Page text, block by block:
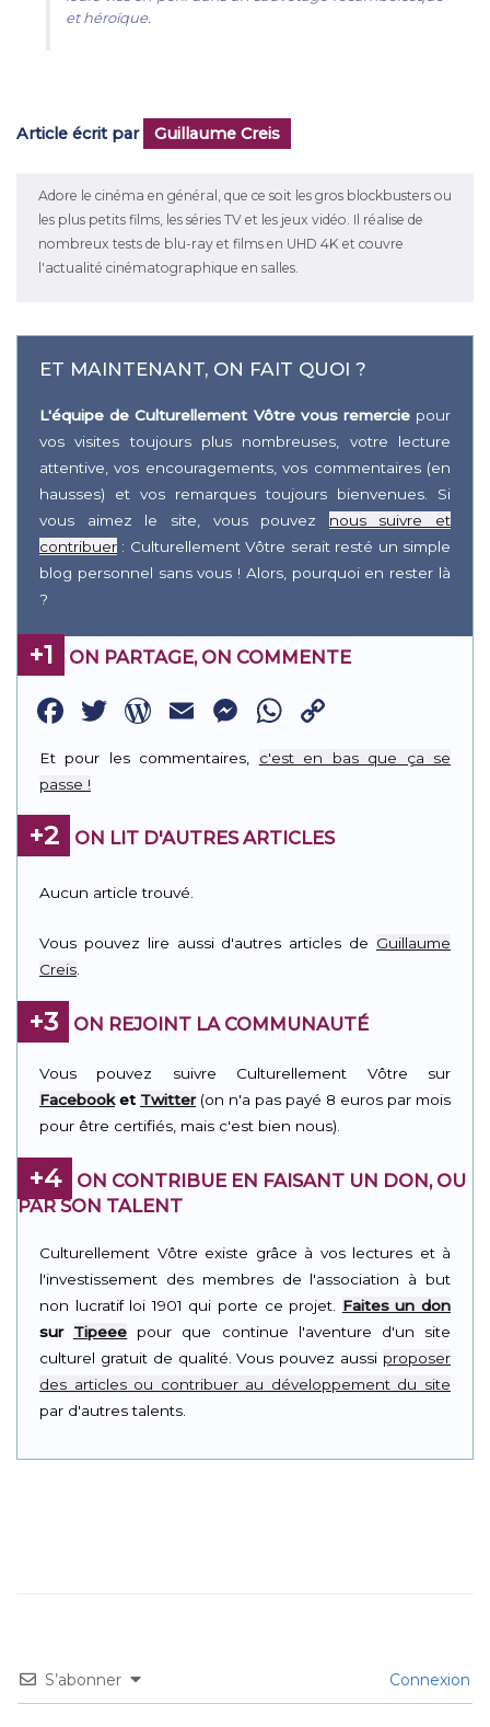
et héroïque.
Article écrit par Guillaume Creis
Adore le cinéma en général, que ce soit les gros blockbusters ou
les plus petits films, les séries TV et les jeux vidéo. Il réalise de
nombreux tests de blu-ray et films en UHD 4K et couvre
l'actualité cinématographique en salles.
ET MAINTENANT, ON FAIT QUOI ?
L'équipe de Culturellement Vôtre vous remerciepour
vos visites toujours plus nombreuses, votre lecture
attentive, vos encouragements, vos commentaires (en
hausses) et vos remarques toujours bienvenues. Si
vous aimez le site, vous pouvez nous suivre et
contribuer : Culturellement Vôtre serait resté un simple
blog personnel sans vous ! Alors, pourquoi en rester là
?
+1 ON PARTAGE, ON COMMENTE
Facebook
Twitter
WordPress
EmailMessenger
WhatsApp
Link
Et pour les commentaires, c'est en bas que ça se
passe !
+2 ON LIT D'AUTRES ARTICLES
Aucun article trouvé.
Vous pouvez lire aussi d'autres articles de Guillaume
Creis.
+3 ON REJOINT LA COMMUNAUTÉ
Vous pouvez suivre Culturellement Vôtre sur
Facebooket Twitter(on n'a pas payé 8 euros par mois
pour être certifiés, mais c'est bien nous).
+4
ON CONTRIBUE EN FAISANT UN DON, OU
PAR SON TALENT
Culturellement Vôtre existe grâce à vos lectures et à
l'investissement des membres de l'association à but
non lucratif loi 1901 qui porte ce projet. Faites un don
sur Tipeee pour que continue l'aventure d'un site
culturel gratuit de qualité. Vous pouvez aussi proposer
des articles ou contribuer au développement du site
par d'autres talents.
S’abonner Connexion